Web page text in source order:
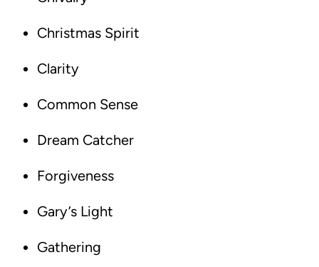
Christmas Spirit
Clarity
Common Sense
Dream Catcher
Forgiveness
Gary’s Light
Gathering